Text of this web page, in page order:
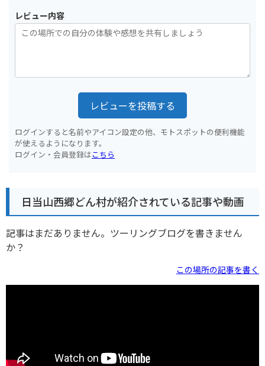
レビュー内容
レビューを投稿する
ログインすると名前やアイコン設定の他、モトスポットの便利機能
が使えるようになります。
ログイン・会員登録はこちら
日当山西郷どん村が紹介されている記事や動画
記事はまだありません。ツーリングブログを書きません
か？
この場所の記事を書く